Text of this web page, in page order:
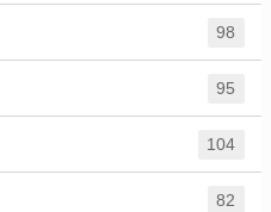
98
95
104
82